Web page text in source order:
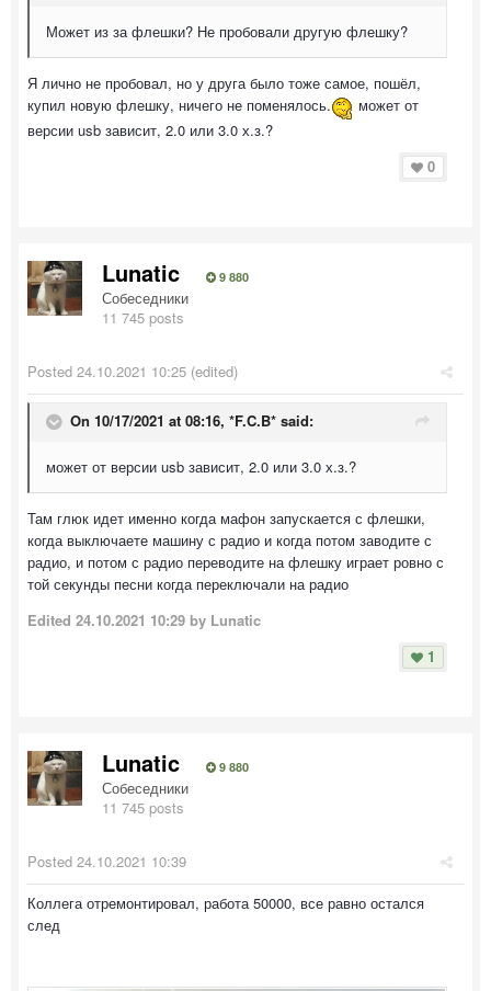
Может из за флешки? Не пробовали другую флешку?
Я лично не пробовал, но у друга было тоже самое, пошёл,
купил новую флешку, ничего не поменялось.
может от
версии usb зависит, 2.0 или 3.0 х.з.?
0
Lunatic 9 880
Собеседники
11 745 posts
Posted 24.10.2021 10:25 (edited)
On 10/17/2021 at 08:16, *F.C.B* said:
может от версии usb зависит, 2.0 или 3.0 х.з.?
Там глюк идет именно когда мафон запускается с флешки,
когда выключаете машину с радио и когда потом заводите с
радио, и потом с радио переводите на флешку играет ровно с
той секунды песни когда переключали на радио
Edited 24.10.2021 10:29 by Lunatic
1
Lunatic 9 880
Собеседники
11 745 posts
Posted 24.10.2021 10:39
Коллега отремонтировал, работа 50000, все равно остался
след